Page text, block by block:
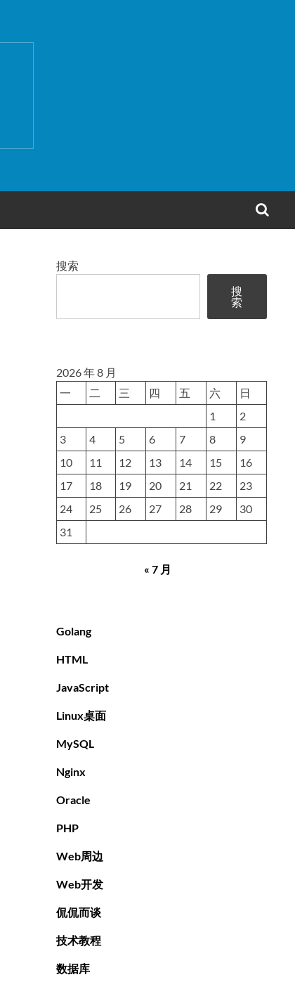
搜索
搜
索
2026 年 8 月
一
二 三 四 五 六
日
1
2
3
4 5 6 7 8
9
10
11 12 13 14 15
16
17
18 19 20 21 22
23
24
25 26 27 28 29
30
31
« 7 月
Golang
HTML
JavaScript
Linux桌面
MySQL
Nginx
Oracle
PHP
Web周边
Web开发
侃侃而谈
技术教程
数据库